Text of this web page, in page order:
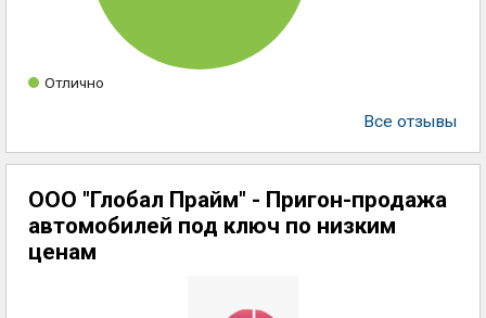
Отлично
Все отзывы
ООО "Глобал Прайм" - Пригон-продажа
автомобилей под ключ по низким
ценам